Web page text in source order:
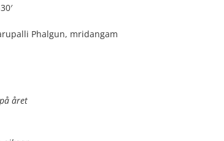
Phalgun, mridangam
året